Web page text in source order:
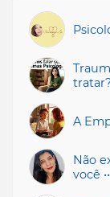
tratar?
A
Não
você ••